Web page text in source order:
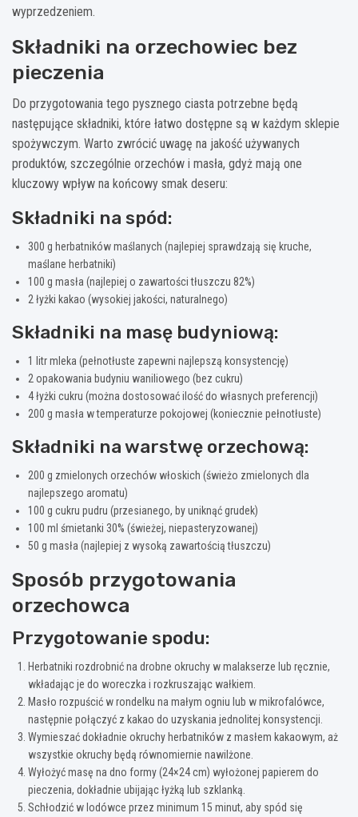
wyprzedzeniem.
Składniki na orzechowiec bez
pieczenia
Do przygotowania tego pysznego ciasta potrzebne będą
następujące składniki, które łatwo dostępne są w każdym sklepie
spożywczym. Warto zwrócić uwagę na jakość używanych
produktów, szczególnie orzechów i masła, gdyż mają one
kluczowy wpływ na końcowy smak deseru:
Składniki na spód:
300 g herbatników maślanych (najlepiej sprawdzają się kruche,
maślane herbatniki)
100 g masła (najlepiej o zawartości tłuszczu 82%)
2 łyżki kakao (wysokiej jakości, naturalnego)
Składniki na masę budyniową:
1 litr mleka (pełnotłuste zapewni najlepszą konsystencję)
2 opakowania budyniu waniliowego (bez cukru)
4 łyżki cukru (można dostosować ilość do własnych preferencji)
200 g masła w temperaturze pokojowej (koniecznie pełnotłuste)
Składniki na warstwę orzechową:
200 g zmielonych orzechów włoskich (świeżo zmielonych dla
najlepszego aromatu)
100 g cukru pudru (przesianego, by uniknąć grudek)
100 ml śmietanki 30% (świeżej, niepasteryzowanej)
50 g masła (najlepiej z wysoką zawartością tłuszczu)
Sposób przygotowania
orzechowca
Przygotowanie spodu:
Herbatniki rozdrobnić na drobne okruchy w malakserze lub ręcznie,
wkładając je do woreczka i rozkruszając wałkiem.
Masło rozpuścić w rondelku na małym ogniu lub w mikrofalówce,
następnie połączyć z kakao do uzyskania jednolitej konsystencji.
Wymieszać dokładnie okruchy herbatników z masłem kakaowym, aż
wszystkie okruchy będą równomiernie nawilżone.
Wyłożyć masę na dno formy (24×24 cm) wyłożonej papierem do
pieczenia, dokładnie ubijając łyżką lub szklanką.
Schłodzić w lodówce przez minimum 15 minut, aby spód się